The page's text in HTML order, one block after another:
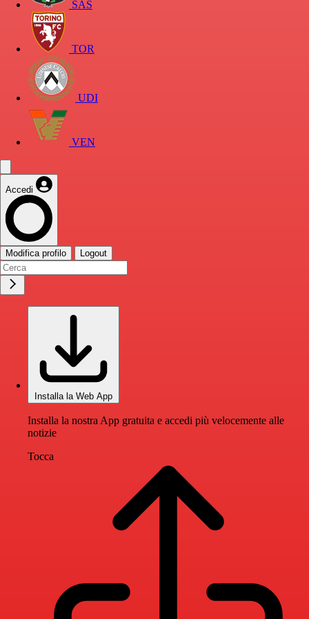
SAS
TOR
UDI
VEN
Accedi
Modifica profilo Logout
Installa la Web App
Installa la nostra App gratuita e accedi più velocemente alle
notizie
Tocca